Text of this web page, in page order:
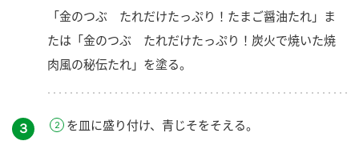
「金のつぶ たれだけたっぷり！たまご醤油たれ」ま
たは「金のつぶ たれだけたっぷり！炭火で焼いた焼
肉風の秘伝たれ」を塗る。
３ を皿に盛り付け、青じそをそえる。